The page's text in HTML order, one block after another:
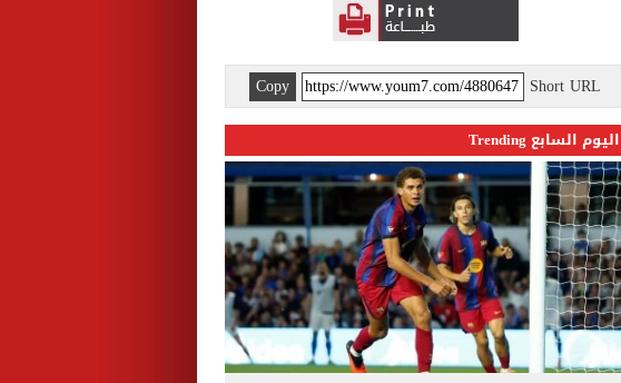
Short URL
Copy
اليوم السابع Trending